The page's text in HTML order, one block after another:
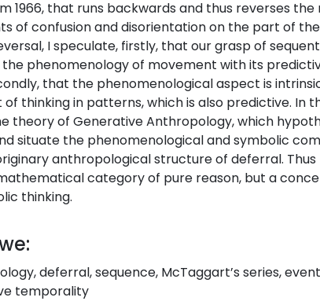
1966, that runs backwards and thus reverses the
of confusion and disorientation on the part of
I speculate, firstly, that our grasp of
phenomenology of movement with its
that the phenomenological aspect is
thinking in patterns, which is also predictive. In
theory of Generative Anthropology, which
situate the phenomenological and symbolic
anthropological structure of deferral.
category of pure reason, but a
thinking.
deferral, sequence, McTaggart’s series,
temporality